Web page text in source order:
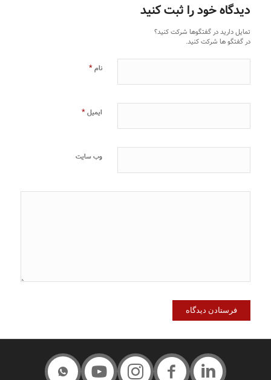
دیدگاه خود را ثبت کنید
تمایل دارید در گفتگوها شرکت کنید؟
در گفتگو ها شرکت کنید.
نام*
ایمیل*
وب‌ سایت